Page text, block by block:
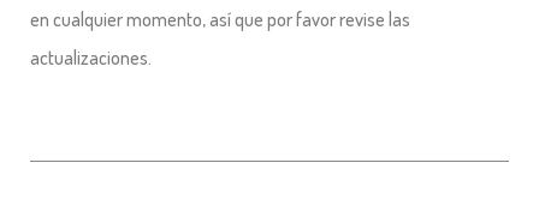
en cualquier momento, así que por favor revise las
actualizaciones.